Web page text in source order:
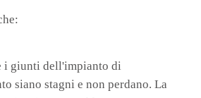
i giunti dell'impianto di
siano stagni e non perdano. La